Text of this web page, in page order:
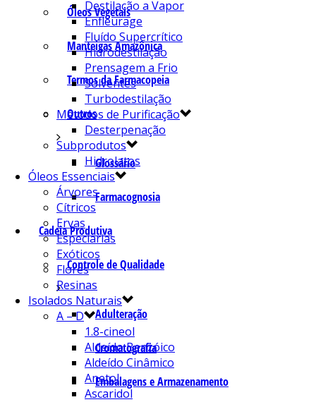
Óleos Vegetais
Manteigas Amazônica
Termos da Farmacopeia
Outros
Glossário
Farmacognosia
Cadeia Produtiva
Controle de Qualidade
Adulteração
Cromatografia
Embalagens e Armazenamento
Destilação a Vapor
Enfleurage
Fluído Supercrítico
Hidrodestilação
Prensagem a Frio
Solventes
Turbodestilação
Métodos de Purificação
Desterpenação
Subprodutos
Hidrolatos
Óleos Essenciais
Árvores
Cítricos
Ervas
Especiarias
Exóticos
Flores
Resinas
Isolados Naturais
A – D
1.8-cineol
Aldeído Benzóico
Aldeído Cinâmico
Anetol
Ascaridol